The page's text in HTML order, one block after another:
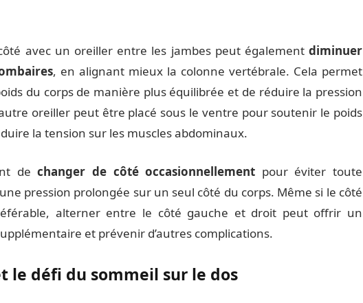
avec un oreiller entre les jambes peut égalementdiminuer
, en alignant mieux la colonne vertébrale. Cela permet
du corps de manière plus équilibrée et de réduire la pression
oreiller peut être placé sous le ventre pour soutenir le poids
la tension sur les muscles abdominaux.
dechanger de côté occasionnellement pour éviter toute
pression prolongée sur un seul côté du corps. Même si le côté
alterner entre le côté gauche et droit peut offrir un
et prévenir d’autres complications.
le défi du sommeil sur le dos